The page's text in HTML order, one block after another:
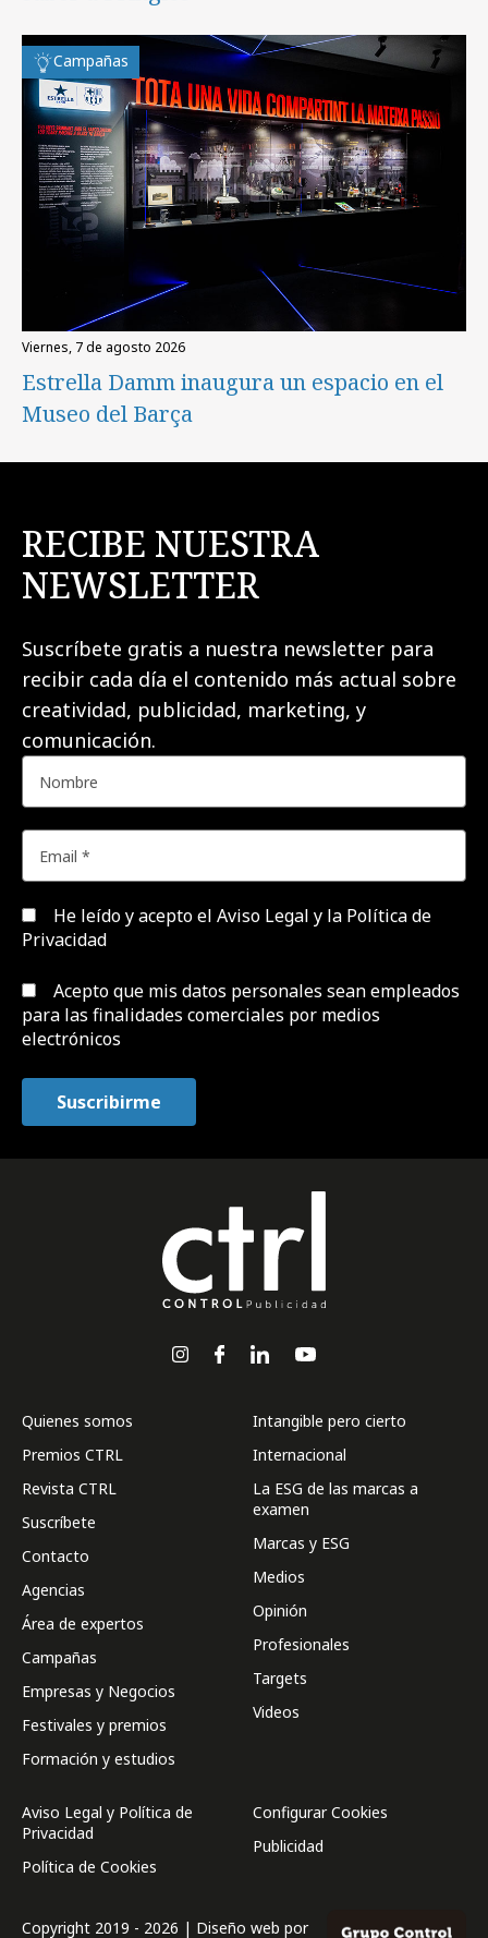
Campañas
viernes, 7 de agosto 2026
Estrella Damm inaugura un espacio en el
Museo del Barça
RECIBE NUESTRA
NEWSLETTER
Suscríbete gratis a nuestra newsletter para
recibir cada día el contenido más actual sobre
creatividad, publicidad, marketing, y
comunicación.
He leído y acepto el Aviso Legal y la Política de
Privacidad
Acepto que mis datos personales sean empleados
para las finalidades comerciales por medios
electrónicos
Quienes somos
Premios CTRL
Revista CTRL
Suscríbete
Contacto
Agencias
Área de expertos
Campañas
Empresas y Negocios
Festivales y premios
Formación y estudios
Intangible pero cierto
Internacional
La ESG de las marcas a
examen
Marcas y ESG
Medios
Opinión
Profesionales
Targets
Videos
Aviso Legal y Política de
Privacidad
Política de Cookies
Configurar Cookies
Publicidad
Copyright 2019 - 2026 | Diseño web por